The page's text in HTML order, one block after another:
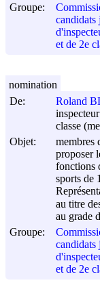
Groupe:
candidats
et de 2e
De:
Roland
classe
Objet:
membres
proposer
fonctions
sports de
au titre
au grade
Groupe:
candidats
et de 2e
nomination